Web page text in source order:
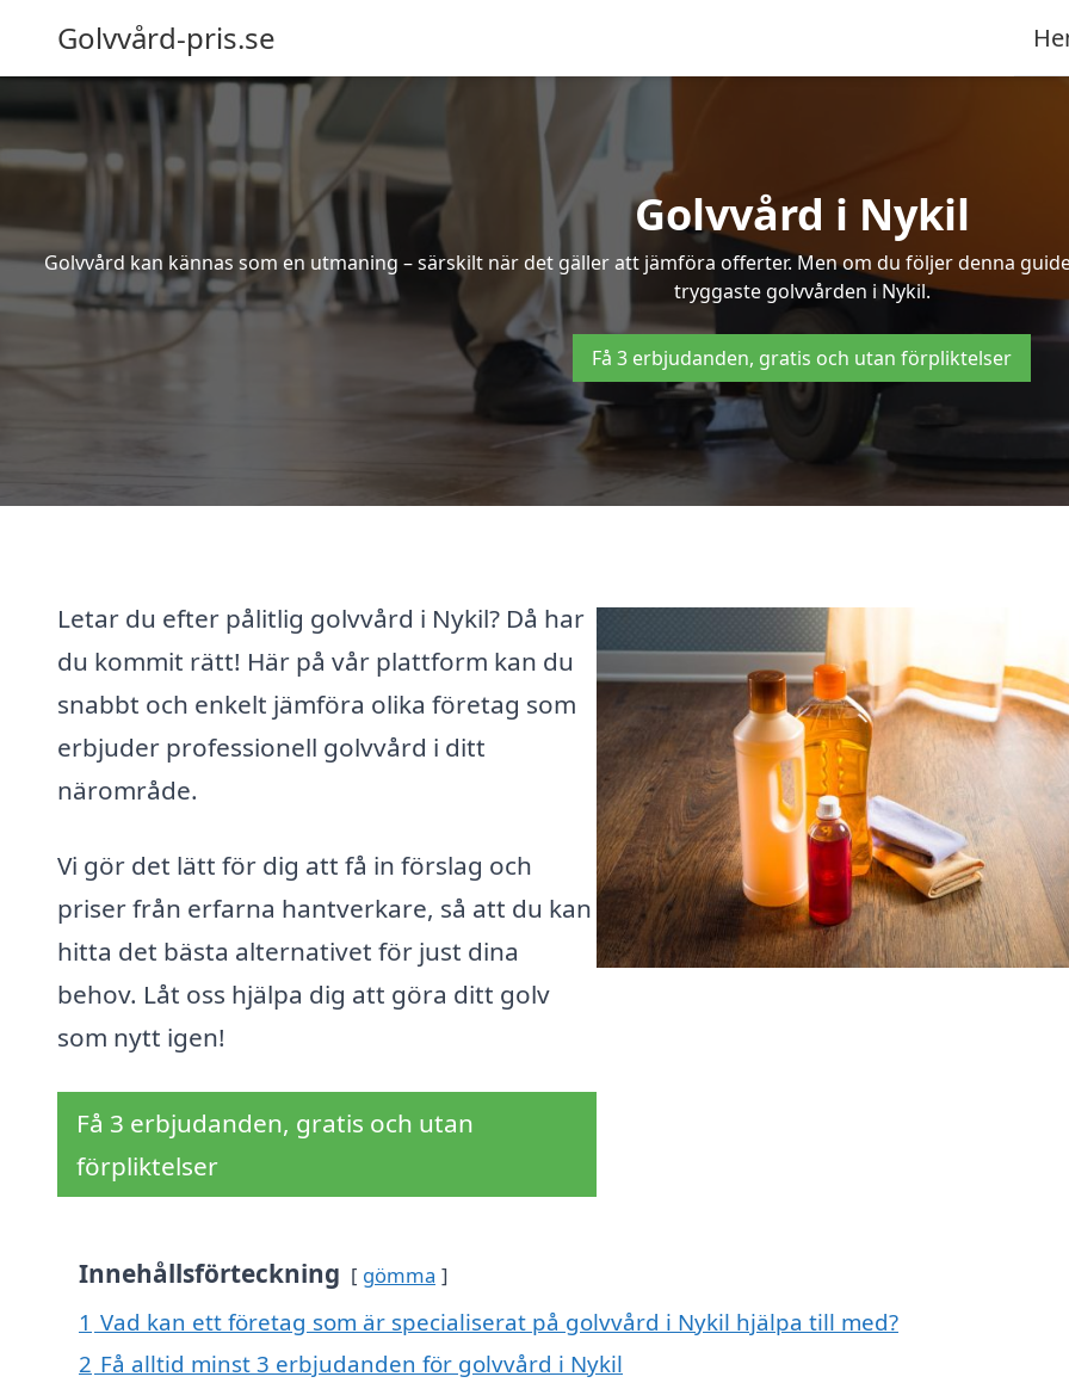
Golvvård-pris.se
Golvvård i Nykil
Golvvård kan kännas som en utmaning – särskilt när det gäller att jämföra offerter. Men om du följer denna
tryggaste golvvården i Nykil.
Få 3 erbjudanden, gratis och utan förpliktelser
Letar du efter pålitlig golvvård i Nykil? Då har
du kommit rätt! Här på vår plattform kan du
snabbt och enkelt jämföra olika företag som
erbjuder professionell golvvård i ditt
närområde.
Vi gör det lätt för dig att få in förslag och
priser från erfarna hantverkare, så att du kan
hitta det bästa alternativet för just dina
behov. Låt oss hjälpa dig att göra ditt golv
som nytt igen!
Få 3 erbjudanden, gratis och utan
förpliktelser
Innehållsförteckning gömma
1 Vad kan ett företag som är specialiserat på golvvård i Nykil hjälpa till med?
2 Få alltid minst 3 erbjudanden för golvvård i Nykil